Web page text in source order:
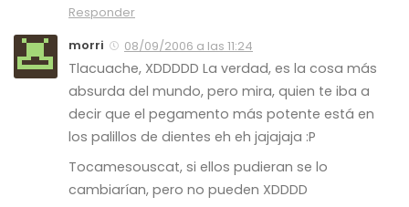
Responder
morri
08/09/2006 a las 11:24
Tlacuache, XDDDDD La verdad, es la cosa más
absurda del mundo, pero mira, quien te iba a
decir que el pegamento más potente está en
los palillos de dientes eh eh jajajaja :P
Tocamesouscat, si ellos pudieran se lo
cambiarían, pero no pueden XDDDD